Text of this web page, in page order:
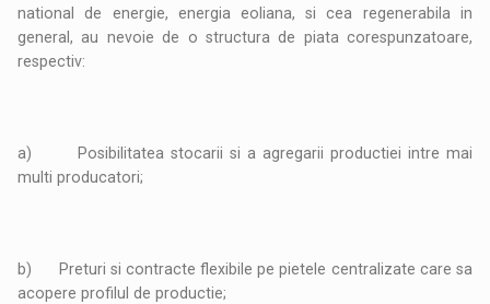
national de energie, energia eoliana, si cea regenerabila in
general, au nevoie de o structura de piata corespunzatoare,
respectiv:
a) Posibilitatea stocarii si a agregarii productiei intre mai
multi producatori;
b) Preturi si contracte flexibile pe pietele centralizate care sa
acopere profilul de productie;